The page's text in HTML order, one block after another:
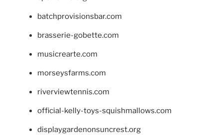
batchprovisionsbar.com
brasserie-gobette.com
musicrearte.com
morseysfarms.com
riverviewtennis.com
official-kelly-toys-squishmallows.com
displaygardenonsuncrest.org